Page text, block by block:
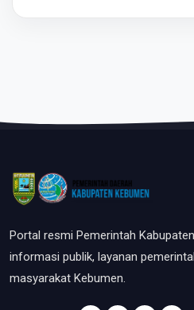
Portal resmi Pemerintah
informasi publik, layanan
masyarakat Kebumen.